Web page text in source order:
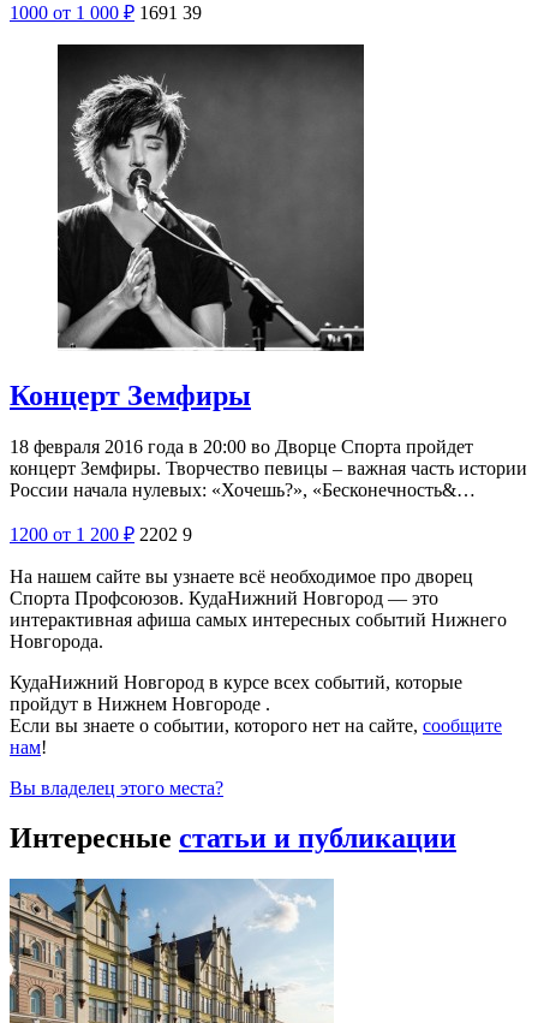
1000 от 1 000 ₽ 1691 39
Концерт Земфиры
18 февраля 2016 года в 20:00 во Дворце Спорта пройдет
концерт Земфиры. Творчество певицы – важная часть истории
России начала нулевых: «Хочешь?», «Бесконечность&…
1200 от 1 200 ₽ 2202 9
На нашем сайте вы узнаете всё необходимое про дворец
Спорта Профсоюзов. КудаНижний Новгород — это
интерактивная афиша самых интересных событий Нижнего
Новгорода.
КудаНижний Новгород в курсе всех событий, которые
пройдут в Нижнем Новгороде .
Если вы знаете о событии, которого нет на сайте, сообщите
нам!
Вы владелец этого места?
Интересные статьи и публикации